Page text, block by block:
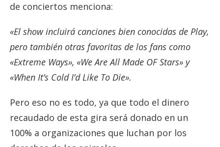
de conciertos menciona:
«El show incluirá canciones bien conocidas de Play,
pero también otras favoritas de los fans como
«Extreme Ways», «We Are All Made OF Stars» y
«When It’s Cold I’d Like To Die».
Pero eso no es todo, ya que todo el dinero
recaudado de esta gira será donado en un
100% a organizaciones que luchan por los